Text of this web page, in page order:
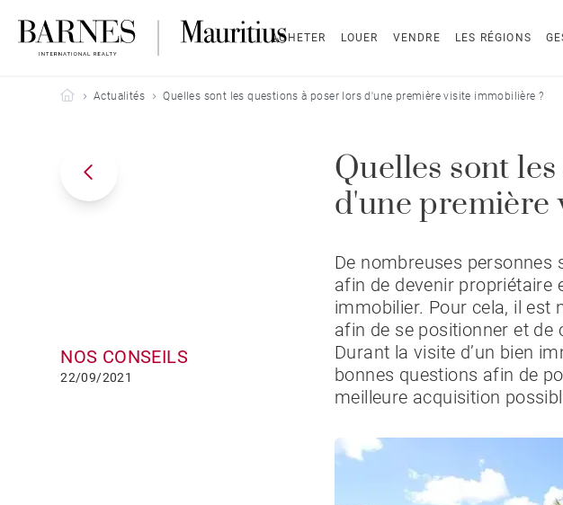
ACHETER LOUER VENDRE LES RÉGIONS
Barnes Mauritius
Actualités Quelles sont les questions à poser lors d'une première visite immobilière ?
NOS CONSEILS
22/09/2021
Quelles sont
d'une première
De nombreuses
afin de devenir propriétaire
immobilier. Pour cela, il est
afin de se positionner et
Durant la visite d’un bien
bonnes questions afin de
meilleure acquisition